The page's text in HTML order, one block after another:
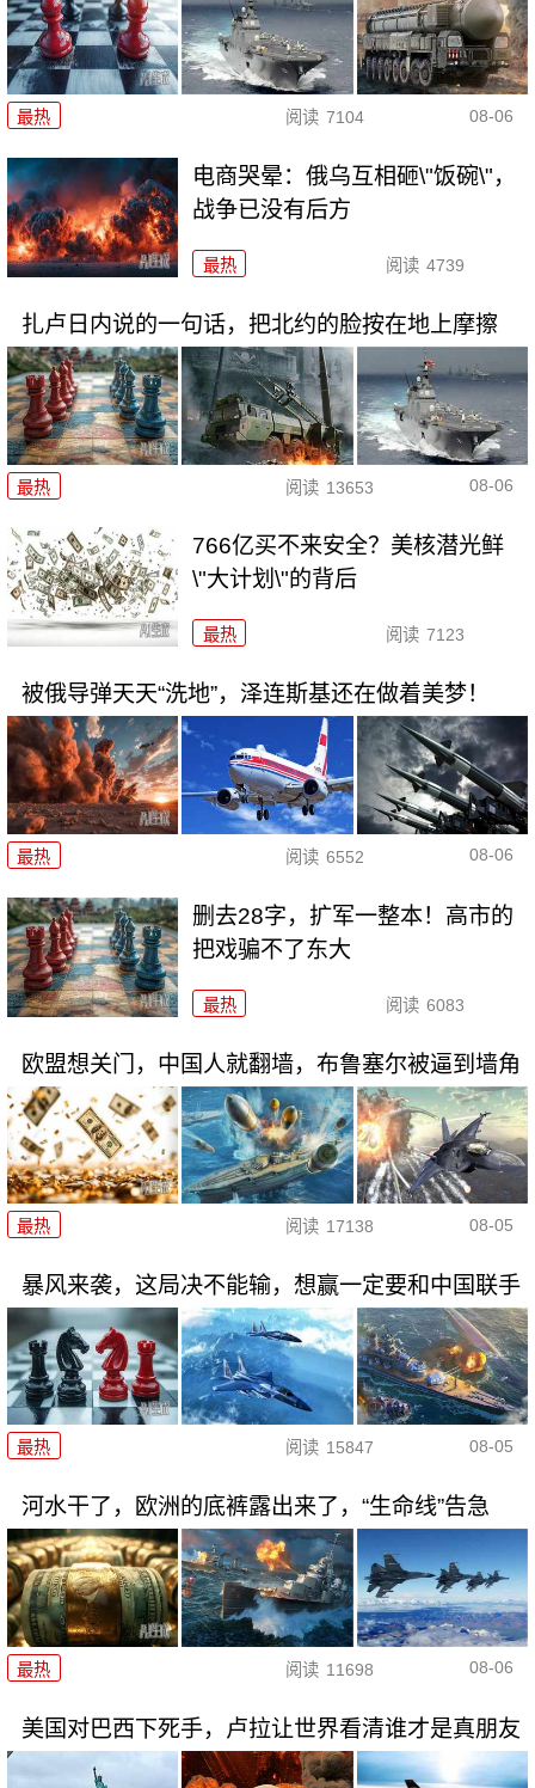
最热 阅读 7104 08-06
电商哭晕：俄乌互相砸\"饭碗\"，
战争已没有后方
最热 阅读 4739
扎卢日内说的一句话，把北约的脸按在地上摩擦
最热 阅读 13653 08-06
766亿买不来安全？美核潜光鲜
\"大计划\"的背后
最热 阅读 7123
被俄导弹天天“洗地”，泽连斯基还在做着美梦！
最热 阅读 6552 08-06
删去28字，扩军一整本！高市的
把戏骗不了东大
最热 阅读 6083
欧盟想关门，中国人就翻墙，布鲁塞尔被逼到墙角
最热 阅读 17138 08-05
暴风来袭，这局决不能输，想赢一定要和中国联手
最热 阅读 15847 08-05
河水干了，欧洲的底裤露出来了，“生命线”告急
最热 阅读 11698 08-06
美国对巴西下死手，卢拉让世界看清谁才是真朋友